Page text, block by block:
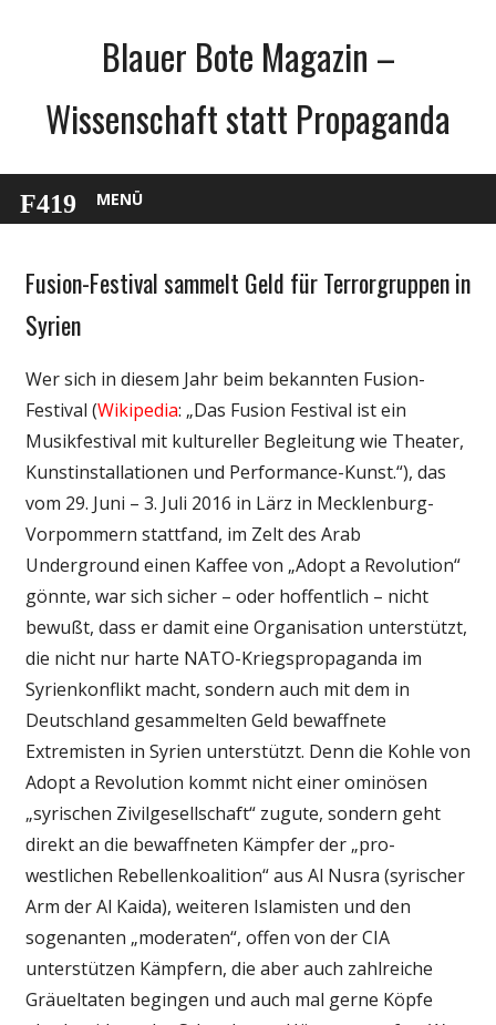
Blauer Bote Magazin –
Wissenschaft statt Propaganda
MENÜ
Gesellschaft
Politik
Wissenschaft
Fusion-Festival sammelt Geld für Terrorgruppen in
Syrien
Wer sich in diesem Jahr beim bekannten Fusion-
Festival (Wikipedia: „Das Fusion Festival ist ein
Musikfestival mit kultureller Begleitung wie Theater,
Kunstinstallationen und Performance-Kunst.“), das
vom 29. Juni – 3. Juli 2016 in Lärz in Mecklenburg-
Vorpommern stattfand, im Zelt des Arab
Underground einen Kaffee von „Adopt a Revolution“
gönnte, war sich sicher – oder hoffentlich – nicht
bewußt, dass er damit eine Organisation unterstützt,
die nicht nur harte NATO-Kriegspropaganda im
Syrienkonflikt macht, sondern auch mit dem in
Deutschland gesammelten Geld bewaffnete
Extremisten in Syrien unterstützt. Denn die Kohle von
Adopt a Revolution kommt nicht einer ominösen
„syrischen Zivilgesellschaft“ zugute, sondern geht
direkt an die bewaffneten Kämpfer der „pro-
westlichen Rebellenkoalition“ aus Al Nusra (syrischer
Arm der Al Kaida), weiteren Islamisten und den
sogenanten „moderaten“, offen von der CIA
unterstützen Kämpfern, die aber auch zahlreiche
Gräueltaten begingen und auch mal gerne Köpfe